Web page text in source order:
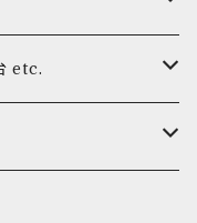
ット
etc.